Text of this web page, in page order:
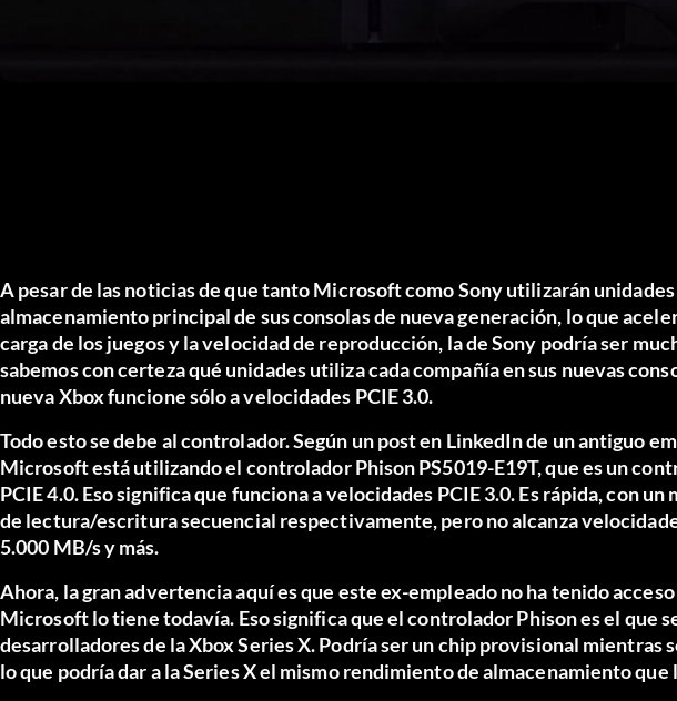
A pesar de las noticias de que tanto Microsoft como Sony utilizarán unidades
almacenamiento principal de sus consolas de nueva generación, lo que
carga de los juegos y la velocidad de reproducción, la de Sony podría ser
sabemos con certeza qué unidades utiliza cada compañía en sus nuevas
nueva Xbox funcione sólo a velocidades PCIE 3.0.
Todo esto se debe al controlador. Según un post en LinkedIn de un antiguo
Microsoft está utilizando el controlador Phison PS5019-E19T, que es un
PCIE 4.0. Eso significa que funciona a velocidades PCIE 3.0. Es rápida, con
de lectura/escritura secuencial respectivamente, pero no alcanza
5.000 MB/s y más.
Ahora, la gran advertencia aquí es que este ex-empleado no ha tenido
Microsoft lo tiene todavía. Eso significa que el controlador Phison es el que
desarrolladores de la Xbox Series X. Podría ser un chip provisional mientras
lo que podría dar a la Series X el mismo rendimiento de almacenamiento que